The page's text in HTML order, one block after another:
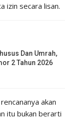
izin secara lisan.
Dan Umrah,
2 Tahun 2026
akan
itu bukan berarti